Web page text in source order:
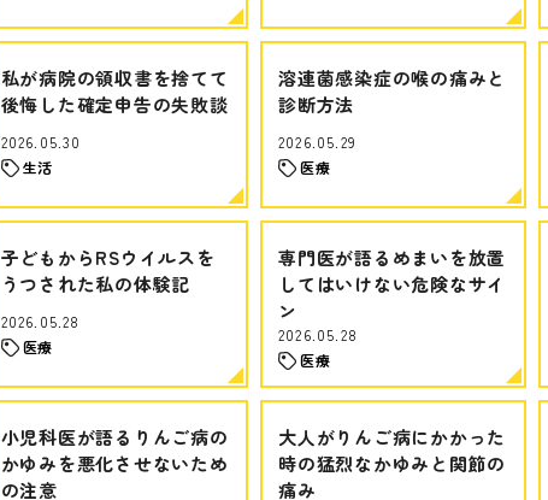
私が病院の領収書を捨てて
後悔した確定申告の失敗談
2026.05.30
生活
溶連菌感染症の喉の痛みと
診断方法
2026.05.29
医療
子どもからRSウイルスを
うつされた私の体験記
2026.05.28
医療
専門医が語るめまいを放置
してはいけない危険なサイ
ン
2026.05.28
医療
小児科医が語るりんご病の
かゆみを悪化させないため
の注意
大人がりんご病にかかった
時の猛烈なかゆみと関節の
痛み